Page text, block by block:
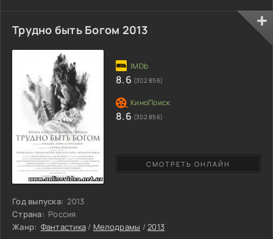
заглотить планету и установить единоличное господство.
Человечество уже не может терпеть подобную
несправедливость. Оно бросит вызов, хотя силы не на их
Трудно быть Богом 2013
Год выпуска: 2013
Страна: Россия
Жанр: Фантастика / Мелодрамы /2013
СМОТРЕТЬ ОНЛАЙН
8.6 (302 856)
8.6 (302 856)